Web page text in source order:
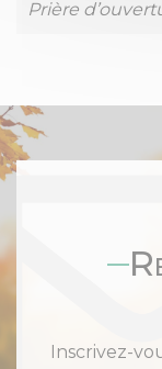
Prière
Inscrivez-